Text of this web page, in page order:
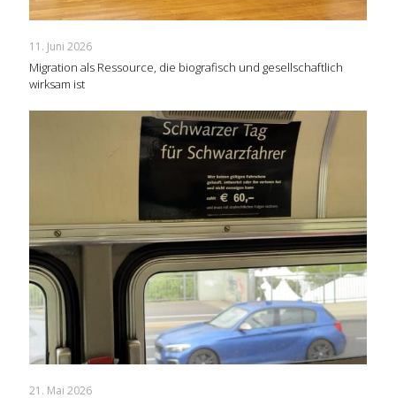
11. Juni 2026
Migration als Ressource, die biografisch und gesellschaftlich
wirksam ist
21. Mai 2026